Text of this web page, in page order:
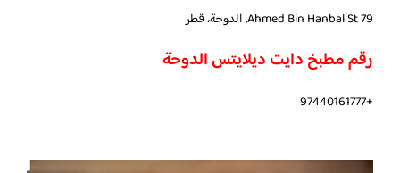
79 Ahmed Bin Hanbal St, الدوحة، قطر
رقم مطبخ دايت ديلايتس الدوحة
+97440161777